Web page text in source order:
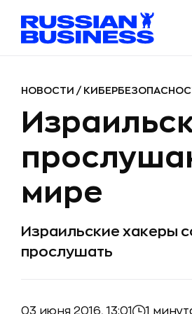
НОВОСТИ /
мире
Израильские хакеры
прослушать
03 июня 2016, 13:01 1